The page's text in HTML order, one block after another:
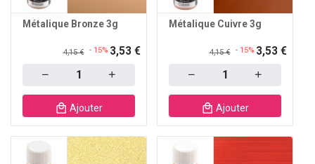
Métalique Bronze 3g
4,15 € - 15% 3,53 €
Ajouter
Métalique Cuivre 3g
4,15 € - 15% 3,53 €
Ajouter